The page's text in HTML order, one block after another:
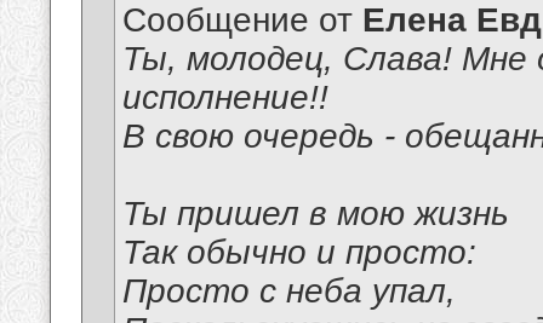
Сообщение от Елена
Ты, молодец, Слава! Мне
исполнение!!
В свою очередь -
Ты пришел в мою жизнь
Так обычно и просто:
Просто с неба упал,